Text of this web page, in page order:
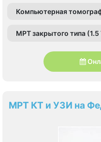
Компьютерная
МРТ закрытого типа (1.5
МРТ КТ и УЗИ на